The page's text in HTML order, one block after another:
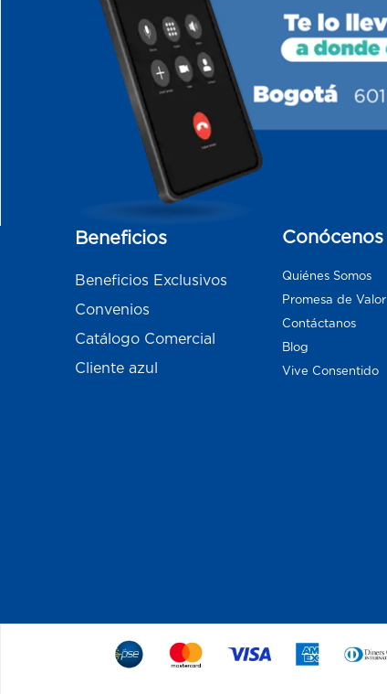
Beneficios
Beneficios Exclusivos
Convenios
Catálogo Comercial
Cliente azul
Conócenos
Quiénes Somos
Promesa de Valor
Contáctanos
Blog
Vive Consentido